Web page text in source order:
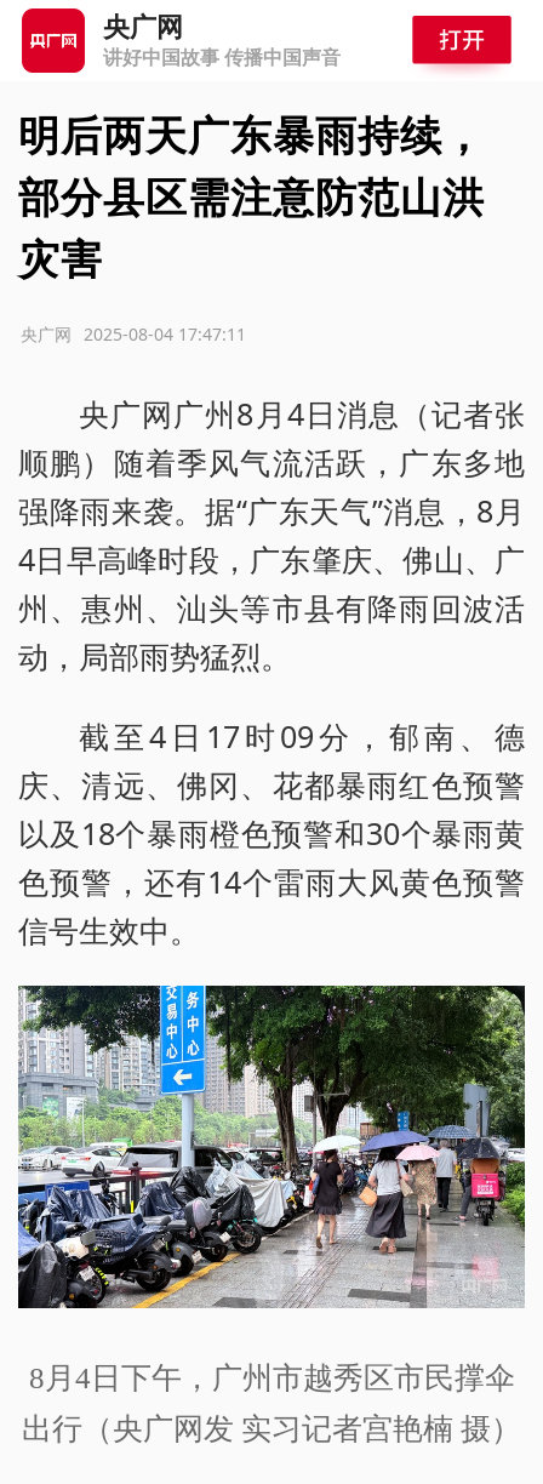
央广网
讲好中国故事 传播中国声音
明后两天广东暴雨持续，
部分县区需注意防范山洪
灾害
2025-08-04 17:47:11
央广网
央广网广州8月4日消息（记者张
顺鹏）随着季风气流活跃，广东多地
强降雨来袭。据“广东天气”消息，8月
4日早高峰时段，广东肇庆、佛山、广
州、惠州、汕头等市县有降雨回波活
动，局部雨势猛烈。
截至4日17时09分，郁南、德
庆、清远、佛冈、花都暴雨红色预警
以及18个暴雨橙色预警和30个暴雨黄
色预警，还有14个雷雨大风黄色预警
信号生效中。
8月4日下午，广州市越秀区市民撑伞
出行（央广网发 实习记者宫艳楠 摄）